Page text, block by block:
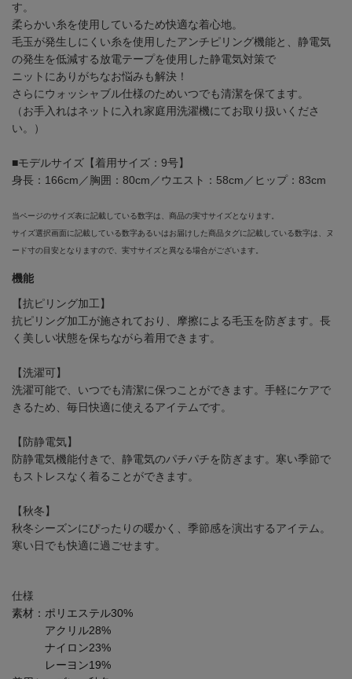
す。
柔らかい糸を使用しているため快適な着心地。
毛玉が発生しにくい糸を使用したアンチピリング機能と、静電気
の発生を低減する放電テープを使用した静電気対策で
ニットにありがちなお悩みも解決！
さらにウォッシャブル仕様のためいつでも清潔を保てます。
（お手入れはネットに入れ家庭用洗濯機にてお取り扱いくださ
い。）
■モデルサイズ【着用サイズ：9号】
身長：166cm／胸囲：80cm／ウエスト：58cm／ヒップ：83cm
当ページのサイズ表に記載している数字は、商品の実寸サイズとなります。
サイズ選択画面に記載している数字あるいはお届けした商品タグに記載している数字は、ヌ
ード寸の目安となりますので、実寸サイズと異なる場合がございます。
機能
【抗ピリング加工】
抗ピリング加工が施されており、摩擦による毛玉を防ぎます。長
く美しい状態を保ちながら着用できます。
【洗濯可】
洗濯可能で、いつでも清潔に保つことができます。手軽にケアで
きるため、毎日快適に使えるアイテムです。
【防静電気】
防静電気機能付きで、静電気のパチパチを防ぎます。寒い季節で
もストレスなく着ることができます。
【秋冬】
秋冬シーズンにぴったりの暖かく、季節感を演出するアイテム。
寒い日でも快適に過ごせます。
仕様
素材： ポリエステル30%
アクリル28%
ナイロン23%
レーヨン19%